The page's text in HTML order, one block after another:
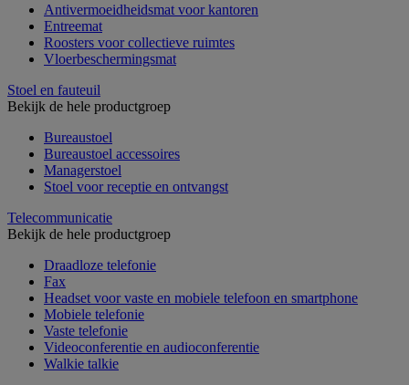
Antivermoeidheidsmat voor kantoren
Entreemat
Roosters voor collectieve ruimtes
Vloerbeschermingsmat
Stoel en fauteuil
Bekijk de hele productgroep
Bureaustoel
Bureaustoel accessoires
Managerstoel
Stoel voor receptie en ontvangst
Telecommunicatie
Bekijk de hele productgroep
Draadloze telefonie
Fax
Headset voor vaste en mobiele telefoon en smartphone
Mobiele telefonie
Vaste telefonie
Videoconferentie en audioconferentie
Walkie talkie